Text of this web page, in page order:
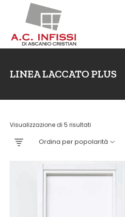
LINEA LACCATO PLUS
Visualizzazione di 5 risultati
Ordina per popolarità